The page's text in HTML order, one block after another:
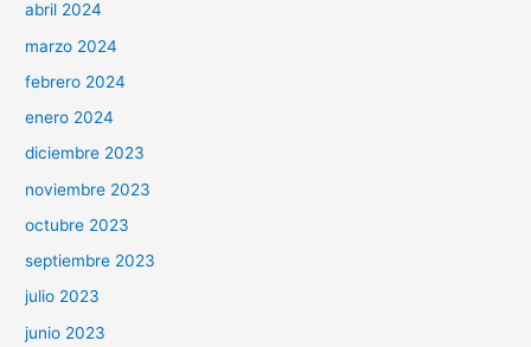
abril 2024
marzo 2024
febrero 2024
enero 2024
diciembre 2023
noviembre 2023
octubre 2023
septiembre 2023
julio 2023
junio 2023